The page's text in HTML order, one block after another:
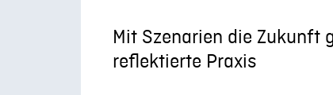
Mit Szenarien die Zukunft
reflektierte Praxis